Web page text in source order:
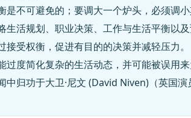
是不可避免的；要调大一个炉头，必须调小
生活规划、职业决策、工作与生活平衡以及
接受权衡，促进有目的的决策并减轻压力。
过度简化复杂的生活动态，并可能被误用来
中归功于大卫·尼文 (David Niven)（英国